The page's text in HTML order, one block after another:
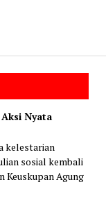
Nyata
kelestarian
sosial kembali
Keuskupan Agung